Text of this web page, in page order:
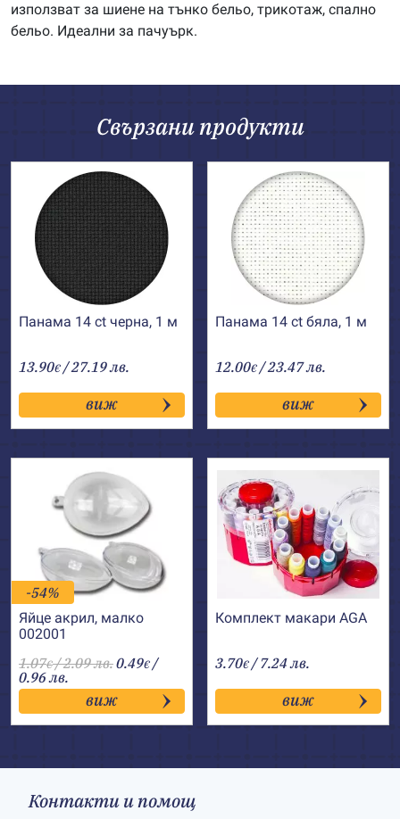
използват за шиене на тънко бельо, трикотаж, спално
бельо. Идеални за пачуърк.
Свързани продукти
Панама 14 ct черна, 1 м
13.90€ / 27.19 лв.
виж
Панама 14 ct бяла, 1 м
12.00€ / 23.47 лв.
виж
-54%
Яйце акрил, малко
002001
1.07€/ 2.09 лв.0.49€ /
0.96 лв.
виж
Комплект макари AGA
3.70€ / 7.24 лв.
виж
Контакти и помощ